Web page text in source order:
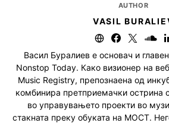
AUTHOR
VASIL
Васил Буралиев е основач и
Nonstop Today. Како визионер на
Music Registry, препознаена од
комбинира претприемачки острина
во управувањето проекти во
стакната преку обуката на МОСТ.